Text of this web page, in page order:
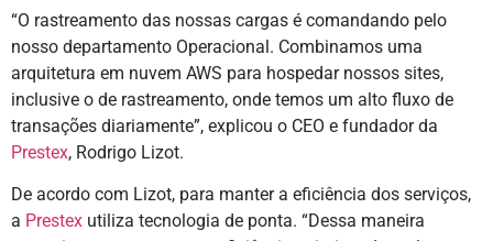
“O rastreamento das nossas cargas é comandando pelo
nosso departamento Operacional. Combinamos uma
arquitetura em nuvem AWS para hospedar nossos sites,
inclusive o de rastreamento, onde temos um alto fluxo de
transações diariamente”, explicou o CEO e fundador da
Prestex, Rodrigo Lizot.
De acordo com Lizot, para manter a eficiência dos serviços,
a Prestex utiliza tecnologia de ponta. “Dessa maneira